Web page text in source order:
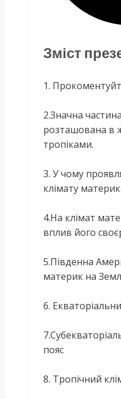
Зміст
1.
2.Значна
розташована в
тропіками.
3. У чому
клімату
4.На клімат
вплив його
5.Південна
материк на
6.
пояс
8. Тропічний